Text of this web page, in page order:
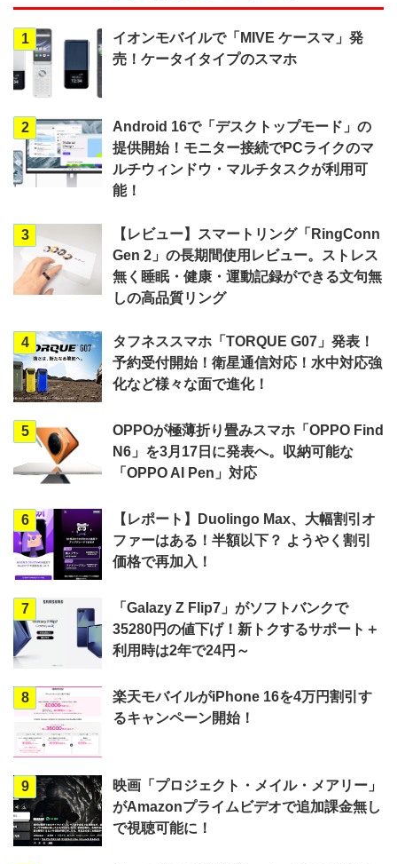
1
イオンモバイルで「MIVE ケースマ」発
売！ケータイタイプのスマホ
2
Android 16で「デスクトップモード」の
提供開始！モニター接続でPCライクのマ
ルチウィンドウ・マルチタスクが利用可
能！
3
【レビュー】スマートリング「RingConn
Gen 2」の長期間使用レビュー。ストレス
無く睡眠・健康・運動記録ができる文句無
しの高品質リング
4
タフネススマホ「TORQUE G07」発表！
予約受付開始！衛星通信対応！水中対応強
化など様々な面で進化！
5
OPPOが極薄折り畳みスマホ「OPPO Find
N6」を3月17日に発表へ。収納可能な
「OPPO AI Pen」対応
6
【レポート】Duolingo Max、大幅割引オ
ファーはある！半額以下？ ようやく割引
価格で再加入！
7
「Galazy Z Flip7」がソフトバンクで
35280円の値下げ！新トクするサポート＋
利用時は2年で24円～
8
楽天モバイルがiPhone 16を4万円割引す
るキャンペーン開始！
9
映画「プロジェクト・メイル・メアリー」
がAmazonプライムビデオで追加課金無し
で視聴可能に！